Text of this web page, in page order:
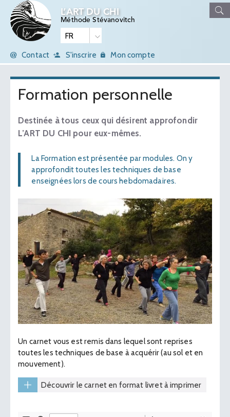
L’ART DU CHI
Méthode Stévanovitch
Contact S'inscrire Mon compte
Formation personnelle
Destinée à tous ceux qui désirent approfondir
L’ART DU CHI pour eux-mêmes.
La Formation est présentée par modules. On y
approfondit toutes les techniques de base
enseignées lors de cours hebdomadaires.
Un carnet vous est remis dans lequel sont reprises
toutes les techniques de base à acquérir (au sol et en
mouvement).
Découvrir le carnet en format livret à imprimer